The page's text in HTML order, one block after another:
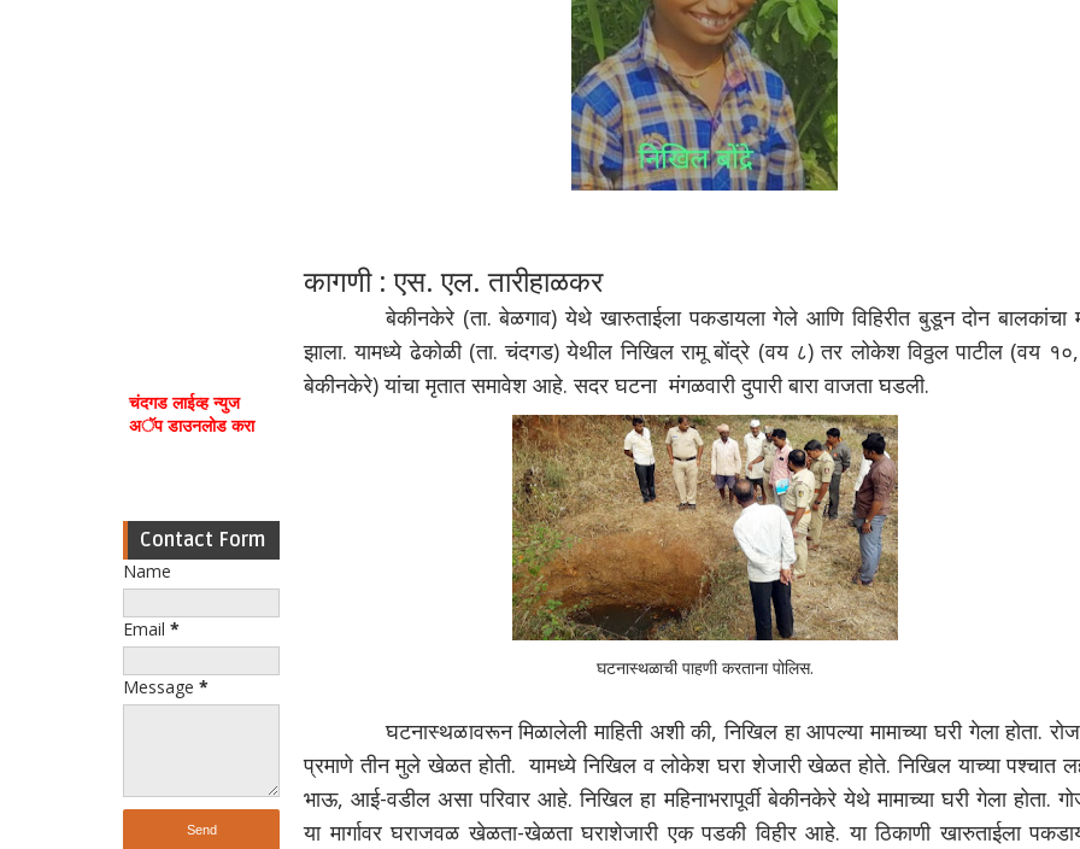
चंदगड लाईव्ह न्युज
अॅप डाउनलोड करा
Contact Form
Name
Email *
Message *
कागणी : एस. एल. तारीहाळकर
बेकीनकेरे (ता. बेळगाव) येथे खारुताईला पकडायला गेले आणि विहिरीत बुडून दोन बालकांचा
झाला. यामध्ये ढेकोळी (ता. चंदगड) येथील निखिल रामू बोंद्रे (वय ८) तर लोकेश विठ्ठल पाटील (वय १०,
बेकीनकेरे) यांचा मृतात समावेश आहे. सदर घटना मंगळवारी दुपारी बारा वाजता घडली.
घटनास्थळाची पाहणी करताना पोलिस.
घटनास्थळावरून मिळालेली माहिती अशी की, निखिल हा आपल्या मामाच्या घरी गेला होता.
प्रमाणे तीन मुले खेळत होती. यामध्ये निखिल व लोकेश घरा शेजारी खेळत होते. निखिल याच्या पश्चात
भाऊ, आई-वडील असा परिवार आहे. निखिल हा महिनाभरापूर्वी बेकीनकेरे येथे मामाच्या घरी गेला होता.
या मार्गावर घराजवळ खेळता-खेळता घराशेजारी एक पडकी विहीर आहे. या ठिकाणी खारुताईला